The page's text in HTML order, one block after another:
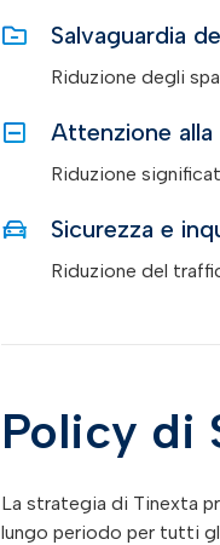
Salvaguardia
Riduzione degli
Attenzione
Riduzione
Sicurezza e
Riduzione del
Policy di
La strategia di Tinexta
lungo periodo per tutti